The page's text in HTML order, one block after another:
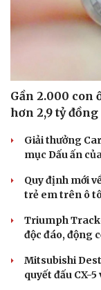
Gần 2.000 con
hơn 2,9 tỷ đồng
Giải thưởng
mục Dấu ấn
Quy định mới
trẻ em trên ô
Triumph
độc đáo, động
Mitsubishi
quyết đấu CX-